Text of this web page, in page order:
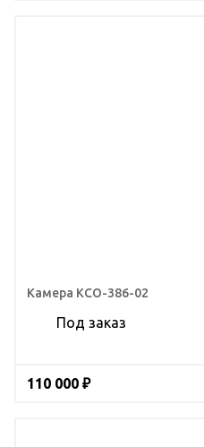
Камера КСО-386-02
Под заказ
110 000 ₽